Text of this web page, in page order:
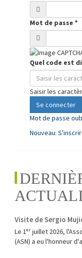
Mot de passe *
Quel code est
Saisir les
Se connecter
Mot de passe
Nouveau:
Visite de Sergio
Le 1ᵉʳ juillet 2026,
(ASN) a eu l'honneur